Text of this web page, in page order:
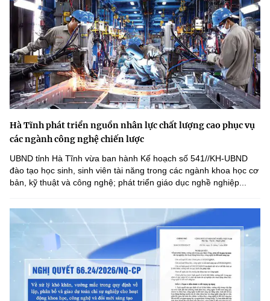
Hà Tĩnh phát triển nguồn nhân lực chất lượng cao phục vụ
các ngành công nghệ chiến lược
UBND tỉnh Hà Tĩnh vừa ban hành Kế hoạch số 541//KH-UBND
đào tạo học sinh, sinh viên tài năng trong các ngành khoa học cơ
bản, kỹ thuật và công nghệ; phát triển giáo dục nghề nghiệp...